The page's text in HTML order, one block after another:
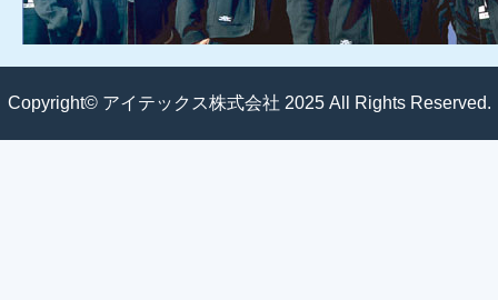
Copyright© アイテックス株式会社 2025 All Rights Reserved.